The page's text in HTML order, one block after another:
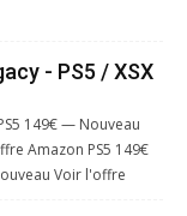
- PS5 / XSX
149€ — Nouveau
Amazon PS5 149€
Voir l'offre